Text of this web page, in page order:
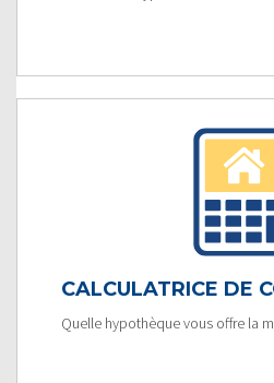
CALCULATRICE DE
Quelle hypothèque vous offre la